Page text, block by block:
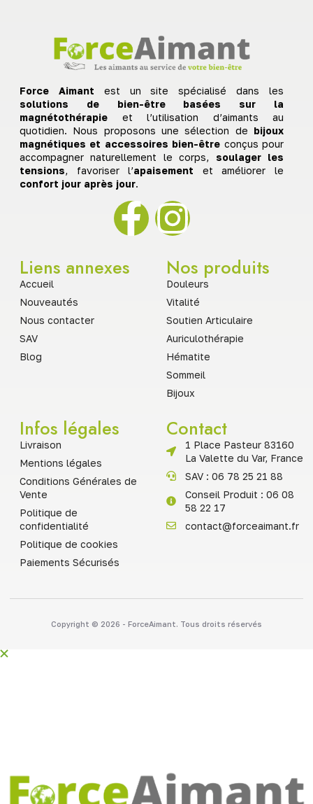
Force Aimant est un site spécialisé dans les
solutions de bien-être basées sur la
magnétothérapie et l’utilisation d’aimants au
quotidien. Nous proposons une sélection de bijoux
magnétiques et accessoires bien-être conçus pour
accompagner naturellement le corps, soulager les
tensions, favoriser l’apaisement et améliorer le
confort jour après jour.
Liens annexes
Accueil
Nouveautés
Nous contacter
SAV
Blog
Nos produits
Douleurs
Vitalité
Soutien Articulaire
Auriculothérapie
Hématite
Sommeil
Bijoux
Infos légales
Livraison
Mentions légales
Conditions Générales de
Vente
Politique de
confidentialité
Politique de cookies
Paiements Sécurisés
Contact
1 Place Pasteur 83160
La Valette du Var, France
SAV : 06 78 25 21 88
Conseil Produit : 06 08
58 22 17
contact@forceaimant.fr
Copyright © 2026 - ForceAimant. Tous droits réservés